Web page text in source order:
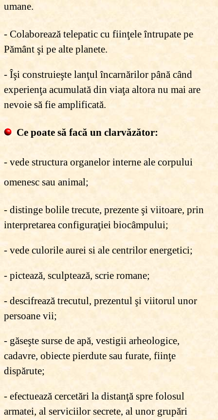
umane.
- Colaborează telepatic cu fiinţele întrupate pe
Pământ şi pe alte planete.
- Îşi construieşte lanţul încarnărilor până când
experienţa acumulată din viaţa altora nu mai are
nevoie să fie amplificată.
Ce poate să facă un clarvăzător:
- vede structura organelor interne ale corpului
omenesc sau animal;
- distinge bolile trecute, prezente şi viitoare, prin
interpretarea configuraţiei biocâmpului;
- vede culorile aurei si ale centrilor energetici;
- pictează, sculptează, scrie romane;
- descifrează trecutul, prezentul şi viitorul unor
persoane vii;
- găseşte surse de apă, vestigii arheologice,
cadavre, obiecte pierdute sau furate, fiinţe
dispărute;
- efectuează cercetări la distanţă spre folosul
armatei, al serviciilor secrete, al unor grupări